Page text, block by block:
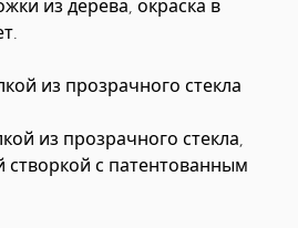
из дерева, окраска в
из прозрачного стекла
из прозрачного стекла,
створкой с патентованным